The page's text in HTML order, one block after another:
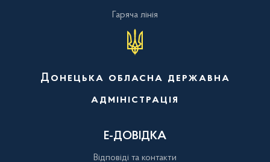
Гаряча лінія
Донецька обласна державна
адміністрація
Е-ДОВІДКА
Відповіді та контакти